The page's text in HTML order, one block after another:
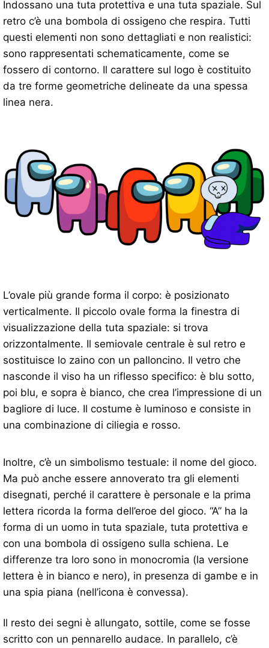
Indossano una tuta protettiva e una tuta spaziale. Sul
retro c’è una bombola di ossigeno che respira. Tutti
questi elementi non sono dettagliati e non realistici:
sono rappresentati schematicamente, come se
fossero di contorno. Il carattere sul logo è costituito
da tre forme geometriche delineate da una spessa
linea nera.
L’ovale più grande forma il corpo: è posizionato
verticalmente. Il piccolo ovale forma la finestra di
visualizzazione della tuta spaziale: si trova
orizzontalmente. Il semiovale centrale è sul retro e
sostituisce lo zaino con un palloncino. Il vetro che
nasconde il viso ha un riflesso specifico: è blu sotto,
poi blu, e sopra è bianco, che crea l’impressione di un
bagliore di luce. Il costume è luminoso e consiste in
una combinazione di ciliegia e rosso.
Inoltre, c’è un simbolismo testuale: il nome del gioco.
Ma può anche essere annoverato tra gli elementi
disegnati, perché il carattere è personale e la prima
lettera ricorda la forma dell’eroe del gioco. “A” ha la
forma di un uomo in tuta spaziale, tuta protettiva e
con una bombola di ossigeno sulla schiena. Le
differenze tra loro sono in monocromia (la versione
lettera è in bianco e nero), in presenza di gambe e in
una spia piana (nell’icona è convessa).
Il resto dei segni è allungato, sottile, come se fosse
scritto con un pennarello audace. In parallelo, c’è